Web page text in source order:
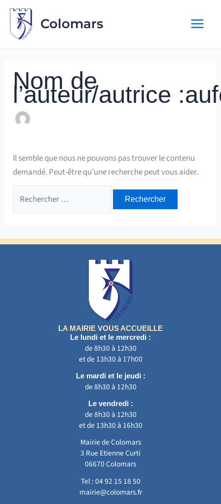
Aller
contenu
Colomars
Nom de
l’auteur/autrice
Il semble que nous ne pouvons pas trouver le contenu
demandé. Peut-être qu’une recherche peut vous aider.
LA MAIRIE VOUS ACCUEILLE
Le lundi et le mercredi :
de 8h30 à 12h30
et de 13h30 à 17h00
Le mardi et le jeudi :
de 8h30 à 12h30
Le vendredi :
de 8h30 à 12h30
et de 13h30 à 16h30
Mairie de Colomars
3 Rue Etienne Curti
06670 Colomars
Tel :04 92 15 18 50
mairie@colomars.fr